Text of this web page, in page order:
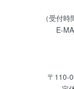
（受付
E-
〒110-